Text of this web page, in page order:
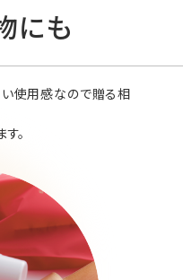
にも
使用感なので贈る相
。